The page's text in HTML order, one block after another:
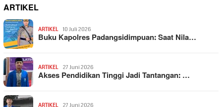
ARTIKEL
ARTIKEL 10 Juli 2026
Buku Kapolres Padangsidimpuan: Saat Nila…
ARTIKEL 27 Juni 2026
Akses Pendidikan Tinggi Jadi Tantangan: …
ARTIKEL 27 Juni 2026